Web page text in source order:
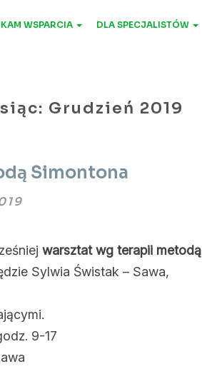
WSPARCIA DLA SPECJALISTÓW
Grudzień 2019
Simontona
warsztat wg terapii metodą
Sylwia Świstak – Sawa,
9-17